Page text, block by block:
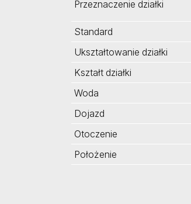
Przeznaczenie działki
Standard
Ukształtowanie działki
Kształt działki
Woda
Dojazd
Otoczenie
Położenie